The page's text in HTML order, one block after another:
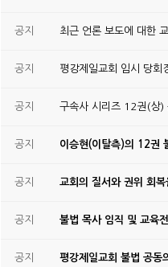
공지 최근 언론 보도에 대한
공지 평강제일교회 임시 당회
공지 구속사 시리즈 12권(상)
공지 이승현(이탈측)의 12권
공지 교회의 질서와 권위 회
공지 불법 목사 임직 및 교육
공지 평강제일교회 불법 공동